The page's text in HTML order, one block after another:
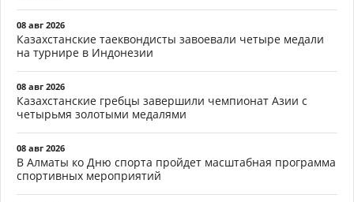
08 авг 2026
Казахстанские таеквондисты завоевали четыре медали
на турнире в Индонезии
08 авг 2026
Казахстанские гребцы завершили чемпионат Азии с
четырьмя золотыми медалями
08 авг 2026
В Алматы ко Дню спорта пройдет масштабная программа
спортивных мероприятий